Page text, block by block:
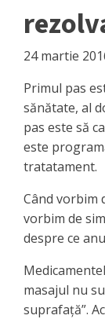
24 martie
Primul pas
sănătate, al
pas este să
este
tratatament.
Când vorbim
vorbim de
despre ce
masajul nu
suprafaţă”.